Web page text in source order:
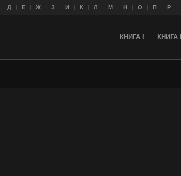
Д Е Ж З И К Л M Н О П Р
КНИГА I КНИГА II